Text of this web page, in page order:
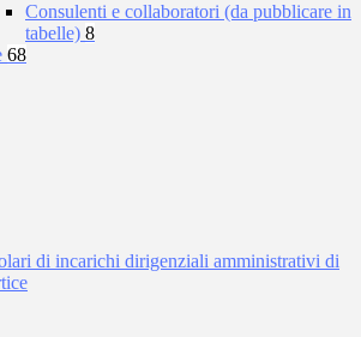
Consulenti e collaboratori (da pubblicare in
tabelle) 8
68
di incarichi dirigenziali amministrativi di